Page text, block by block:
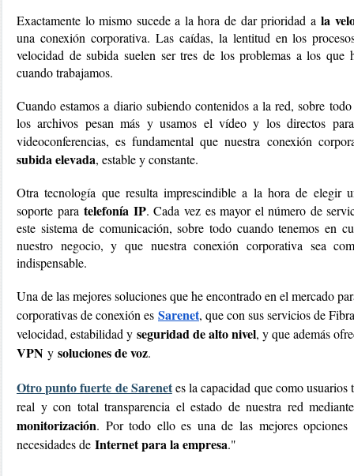
Exactamente lo mismo sucede a la hora de dar prioridad ala
una conexión corporativa. Las caídas, la lentitud en los
velocidad de subida suelen ser tres de los problemas a los que
cuando trabajamos.
Cuando estamos a diario subiendo contenidos a la red, sobre
los archivos pesan más y usamos el vídeo y los directos
videoconferencias, es fundamental que nuestra conexión
subida elevada, estable y constante.
Otra tecnología que resulta imprescindible a la hora de elegir
soporte paratelefonía IP. Cada vez es mayor el número de
este sistema de comunicación, sobre todo cuando tenemos en
nuestro negocio, y que nuestra conexión corporativa sea
indispensable.
Una de las mejores soluciones que he encontrado en el mercado
corporativas de conexión es Sarenet, que con sus servicios de
velocidad, estabilidad y seguridad de alto nivel, y que además
VPN y soluciones de voz.
Otro punto fuerte de Sarenetes la capacidad que como usuarios
real y con total transparencia el estado de nuestra red
monitorización. Por todo ello es una de las mejores
necesidades de Internet para la empresa."